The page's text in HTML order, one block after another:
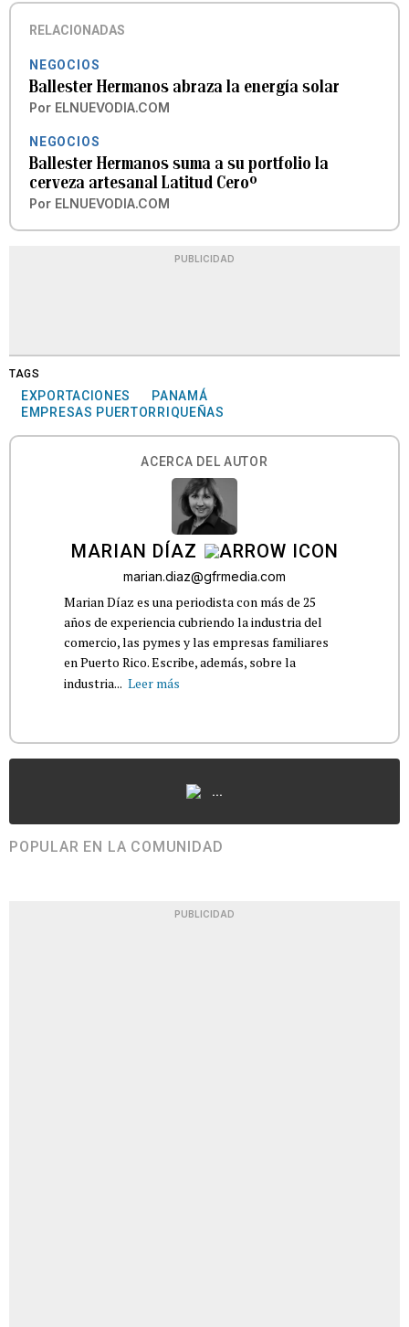
RELACIONADAS
NEGOCIOS
Ballester Hermanos abraza la energía solar
Por ELNUEVODIA.COM
NEGOCIOS
Ballester Hermanos suma a su portfolio la
cerveza artesanal Latitud Ceroº
Por ELNUEVODIA.COM
PUBLICIDAD
TAGS
EXPORTACIONES
PANAMÁ
EMPRESAS PUERTORRIQUEÑAS
ACERCA DEL AUTOR
MARIAN DÍAZ
marian.diaz@gfrmedia.com
Marian Díaz es una periodista con más de 25
años de experiencia cubriendo la industria del
comercio, las pymes y las empresas familiares
en Puerto Rico. Escribe, además, sobre la
industria... Leer más
...
POPULAR EN LA COMUNIDAD
PUBLICIDAD